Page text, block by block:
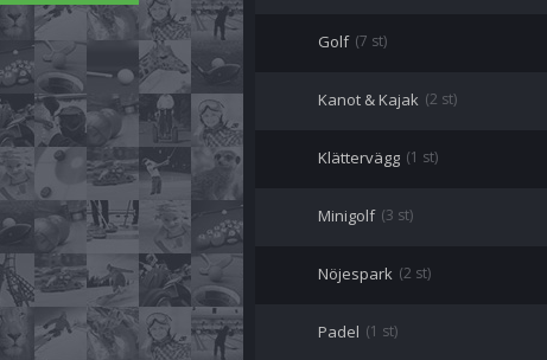
Golf (7 st)
Kanot & Kajak (2 st)
Klättervägg (1 st)
Minigolf (3 st)
Nöjespark (2 st)
Padel (1 st)